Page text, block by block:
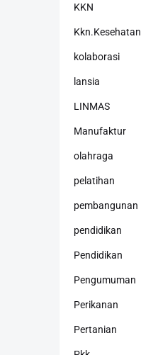
KKN
Kkn.Kesehatan
kolaborasi
lansia
LINMAS
Manufaktur
olahraga
pelatihan
pembangunan
pendidikan
Pendidikan
Pengumuman
Perikanan
Pertanian